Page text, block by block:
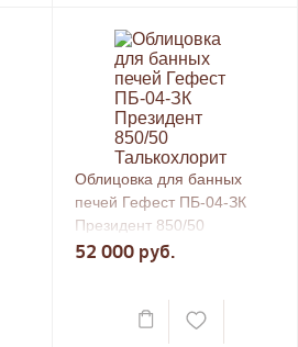
Облицовка для банных
печей Гефест ПБ-04-ЗК
Президент 850/50
Талькохлорит
52 000 руб.